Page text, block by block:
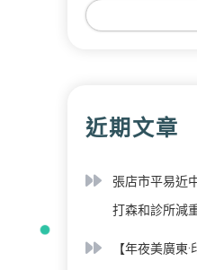
近期文章
張店市平易近
打森和診所減
【年夜美廣東